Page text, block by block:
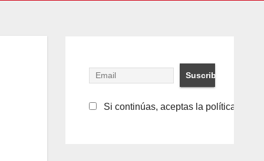
Si continúas, aceptas la política de